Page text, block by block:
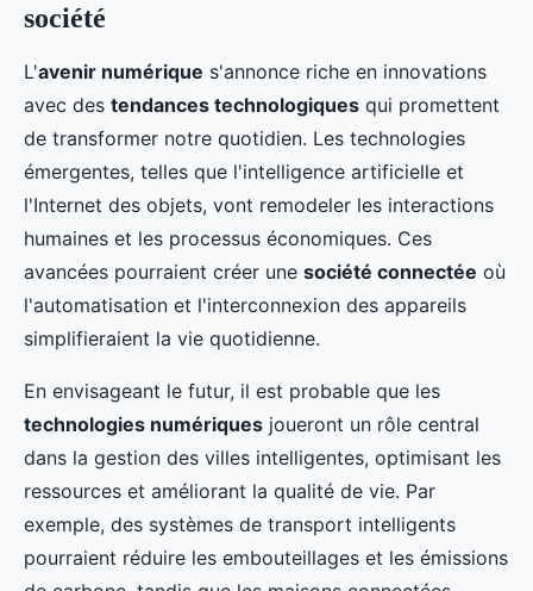
société
L'avenir numérique s'annonce riche en innovations
avec des tendances technologiques qui promettent
de transformer notre quotidien. Les technologies
émergentes, telles que l'intelligence artificielle et
l'Internet des objets, vont remodeler les interactions
humaines et les processus économiques. Ces
avancées pourraient créer une société connectée où
l'automatisation et l'interconnexion des appareils
simplifieraient la vie quotidienne.
En envisageant le futur, il est probable que les
technologies numériques joueront un rôle central
dans la gestion des villes intelligentes, optimisant les
ressources et améliorant la qualité de vie. Par
exemple, des systèmes de transport intelligents
pourraient réduire les embouteillages et les émissions